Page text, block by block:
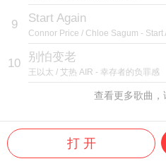
9 Start Again
Connor Price / Chloe Sagum - Start
10 别怕变老
王以太 / 艾热 AIR - 幸存者的负罪感
查看更多歌曲
打 开